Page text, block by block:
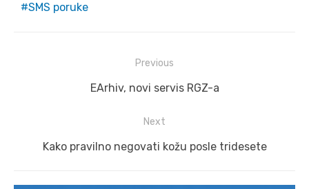
SMS poruke
navigation
Previous
Previous
EArhiv, novi servis RGZ-a
Next
Next
Kako pravilno negovati kožu posle tridesete